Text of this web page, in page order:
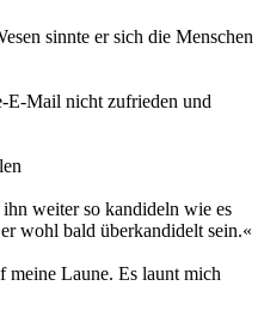
sinnte er sich die Menschen
E-Mail nicht zufrieden und
weiter so kandideln wie es
wohl bald überkandidelt sein.«
meine Laune. Es launt mich